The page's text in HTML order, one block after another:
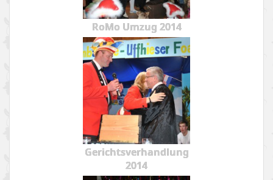
RoMo Umzug 2014
Gerichtsverhandlung
2014